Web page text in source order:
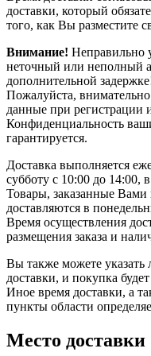
доставки, который
того, как Вы разместите
Внимание! Неправильно
неточный или неполный
дополнительной
Пожалуйста,
данные при регистрации
Конфиденциальность
гарантируется.
Доставка выполняется
субботу с 10:00 до 14:00,
Товары, заказанные Вами
доставляются в
Время осуществления
размещения заказа и
Вы также можете указать
доставки, и покупка
Иное время доставки, а
пункты области
Место доставки